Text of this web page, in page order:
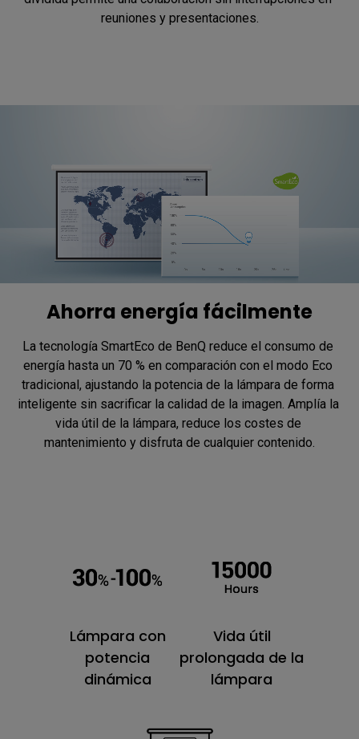
reuniones y presentaciones.
Ahorra energía fácilmente
La tecnología SmartEco de BenQ reduce el consumo de
energía hasta un 70 % en comparación con el modo Eco
tradicional, ajustando la potencia de la lámpara de forma
inteligente sin sacrificar la calidad de la imagen. Amplía la
vida útil de la lámpara, reduce los costes de
mantenimiento y disfruta de cualquier contenido.
Lámpara con
potencia
dinámica
Vida útil
prolongada de la
lámpara